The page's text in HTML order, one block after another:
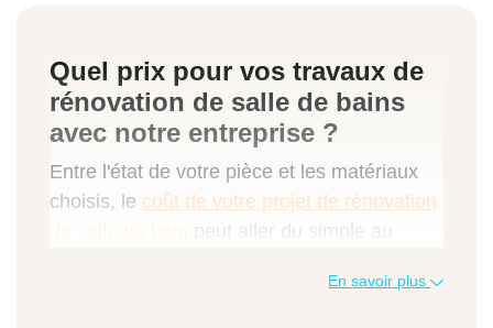
Quel prix pour vos travaux de
rénovation de salle de bains
avec notre entreprise ?
Entre l'état de votre pièce et les matériaux
choisis, le coût de votre projet de rénovation
peut aller du simple au
de pose d'équipements pour connaître le
En savoir plus